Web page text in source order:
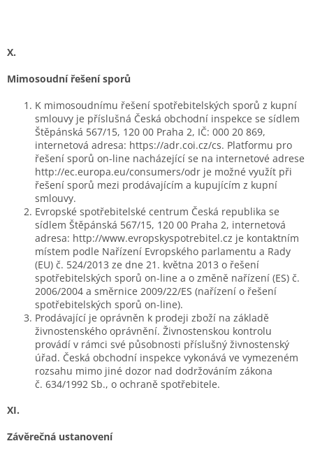
X.
Mimosoudní řešení sporů
K mimosoudnímu řešení spotřebitelských sporů z kupní
smlouvy je příslušná Česká obchodní inspekce se sídlem
Štěpánská 567/15, 120 00 Praha 2, IČ: 000 20 869,
internetová adresa: https://adr.coi.cz/cs. Platformu pro
řešení sporů on-line nacházející se na internetové adrese
http://ec.europa.eu/consumers/odr je možné využít při
řešení sporů mezi prodávajícím a kupujícím z kupní
smlouvy.
Evropské spotřebitelské centrum Česká republika se
sídlem Štěpánská 567/15, 120 00 Praha 2, internetová
adresa: http://www.evropskyspotrebitel.cz je kontaktním
místem podle Nařízení Evropského parlamentu a Rady
(EU) č. 524/2013 ze dne 21. května 2013 o řešení
spotřebitelských sporů on-line a o změně nařízení (ES) č.
2006/2004 a směrnice 2009/22/ES (nařízení o řešení
spotřebitelských sporů on-line).
Prodávající je oprávněn k prodeji zboží na základě
živnostenského oprávnění. Živnostenskou kontrolu
provádí v rámci své působnosti příslušný živnostenský
úřad. Česká obchodní inspekce vykonává ve vymezeném
rozsahu mimo jiné dozor nad dodržováním zákona
č. 634/1992 Sb., o ochraně spotřebitele.
XI.
Závěrečná ustanovení